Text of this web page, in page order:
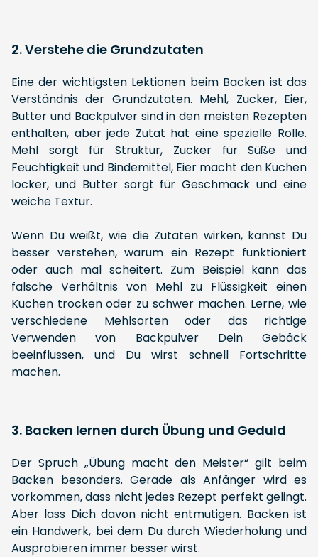
2. Verstehe die Grundzutaten
Eine der wichtigsten Lektionen beim Backen ist das
Verständnis der Grundzutaten. Mehl, Zucker, Eier,
Butter und Backpulver sind in den meisten Rezepten
enthalten, aber jede Zutat hat eine spezielle Rolle.
Mehl sorgt für Struktur, Zucker für Süße und
Feuchtigkeit und Bindemittel, Eier macht den Kuchen
locker, und Butter sorgt für Geschmack und eine
weiche Textur.
Wenn Du weißt, wie die Zutaten wirken, kannst Du
besser verstehen, warum ein Rezept funktioniert
oder auch mal scheitert. Zum Beispiel kann das
falsche Verhältnis von Mehl zu Flüssigkeit einen
Kuchen trocken oder zu schwer machen. Lerne, wie
verschiedene Mehlsorten oder das richtige
Verwenden von Backpulver Dein Gebäck
beeinflussen, und Du wirst schnell Fortschritte
machen.
3. Backen lernen durch Übung und Geduld
Der Spruch „Übung macht den Meister“ gilt beim
Backen besonders. Gerade als Anfänger wird es
vorkommen, dass nicht jedes Rezept perfekt gelingt.
Aber lass Dich davon nicht entmutigen. Backen ist
ein Handwerk, bei dem Du durch Wiederholung und
Ausprobieren immer besser wirst.